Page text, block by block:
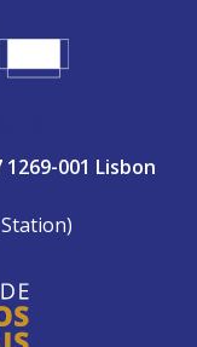
1269-001 Lisbon